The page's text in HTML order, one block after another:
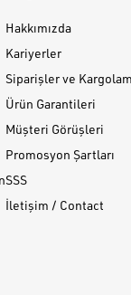
Hakkımızda
Kariyerler
Siparişler ve
Ürün Garantileri
Müşteri Görüşleri
Promosyon Şartları
SSS
İletişim / Contact